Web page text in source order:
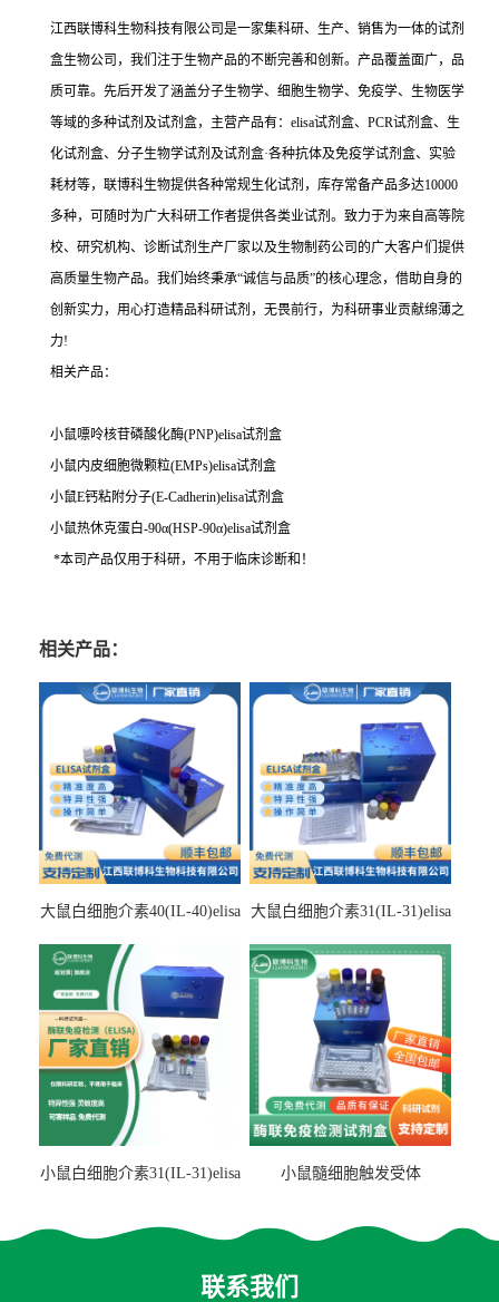
江西联博科生物科技有限公司是一家集科研、生产、销售为一体的试剂
盒生物公司，我们注于生物产品的不断完善和创新。产品覆盖面广，品
质可靠。先后开发了涵盖分子生物学、细胞生物学、免疫学、生物医学
等域的多种试剂及试剂盒，主营产品有：elisa试剂盒、PCR试剂盒、生
化试剂盒、分子生物学试剂及试剂盒·各种抗体及免疫学试剂盒、实验
耗材等，联博科生物提供各种常规生化试剂，库存常备产品多达10000
多种，可随时为广大科研工作者提供各类业试剂。致力于为来自高等院
校、研究机构、诊断试剂生产厂家以及生物制药公司的广大客户们提供
高质量生物产品。我们始终秉承“诚信与品质”的核心理念，借助自身的
创新实力，用心打造精品科研试剂，无畏前行，为科研事业贡献绵薄之
力!
相关产品：
小鼠嘌呤核苷磷酸化酶(PNP)elisa试剂盒
小鼠内皮细胞微颗粒(EMPs)elisa试剂盒
小鼠E钙粘附分子(E-Cadherin)elisa试剂盒
小鼠热休克蛋白-90α(HSP-90α)elisa试剂盒
*本司产品仅用于科研，不用于临床诊断和！
相关产品：
大鼠白细胞介素40(IL-40)elisa
大鼠白细胞介素31(IL-31)elisa
小鼠白细胞介素31(IL-31)elisa
小鼠髓细胞触发受体
联系我们